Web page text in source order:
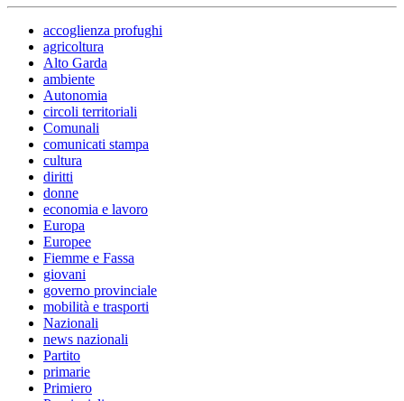
accoglienza profughi
agricoltura
Alto Garda
ambiente
Autonomia
circoli territoriali
Comunali
comunicati stampa
cultura
diritti
donne
economia e lavoro
Europa
Europee
Fiemme e Fassa
giovani
governo provinciale
mobilità e trasporti
Nazionali
news nazionali
Partito
primarie
Primiero